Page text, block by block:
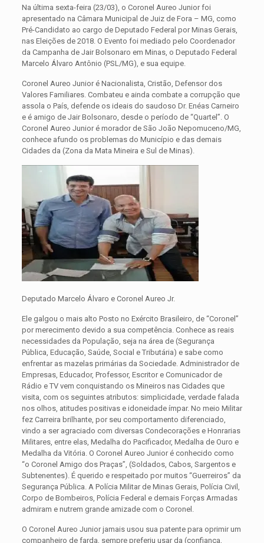
Na última sexta-feira (23/03), o Coronel Aureo Junior foi
apresentado na Câmara Municipal de Juiz de Fora – MG, como
Pré-Candidato ao cargo de Deputado Federal por Minas Gerais,
nas Eleições de 2018. O Evento foi mediado pelo Coordenador
da Campanha de Jair Bolsonaro em Minas, o Deputado Federal
Marcelo Álvaro Antônio (PSL/MG), e sua equipe.
Coronel Aureo Junior é Nacionalista, Cristão, Defensor dos
Valores Familiares. Combateu e ainda combate a corrupção que
assola o País, defende os ideais do saudoso Dr. Enéas Carneiro
e é amigo de Jair Bolsonaro, desde o período de “Quartel”. O
Coronel Aureo Junior é morador de São João Nepomuceno/MG,
conhece afundo os problemas do Município e das demais
Cidades da (Zona da Mata Mineira e Sul de Minas).
Deputado Marcelo Álvaro e Coronel Aureo Jr.
Ele galgou o mais alto Posto no Exército Brasileiro, de “Coronel”
por merecimento devido a sua competência. Conhece as reais
necessidades da População, seja na área de (Segurança
Pública, Educação, Saúde, Social e Tributária) e sabe como
enfrentar as mazelas primárias da Sociedade. Administrador de
Empresas, Educador, Professor, Escritor e Comunicador de
Rádio e TV vem conquistando os Mineiros nas Cidades que
visita, com os seguintes atributos: simplicidade, verdade falada
nos olhos, atitudes positivas e idoneidade ímpar. No meio Militar
fez Carreira brilhante, por seu comportamento diferenciado,
vindo a ser agraciado com diversas Condecorações e Honrarias
Militares, entre elas, Medalha do Pacificador, Medalha de Ouro e
Medalha da Vitória. O Coronel Aureo Junior é conhecido como
“o Coronel Amigo dos Praças”, (Soldados, Cabos, Sargentos e
Subtenentes). É querido e respeitado por muitos “Guerreiros” da
Segurança Pública. A Polícia Militar de Minas Gerais, Polícia Civil,
Corpo de Bombeiros, Polícia Federal e demais Forças Armadas
admiram e nutrem grande amizade com o Coronel.
O Coronel Aureo Junior jamais usou sua patente para oprimir um
companheiro de farda, sempre preferiu usar da (confiança,